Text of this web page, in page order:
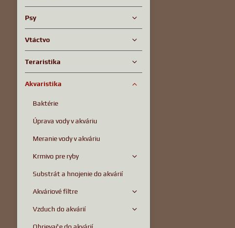
Psy
Vtáctvo
Teraristika
Akvaristika
Baktérie
Úprava vody v akváriu
Meranie vody v akváriu
Krmivo pre ryby
Substrát a hnojenie do akvárií
Akváriové filtre
Vzduch do akvárií